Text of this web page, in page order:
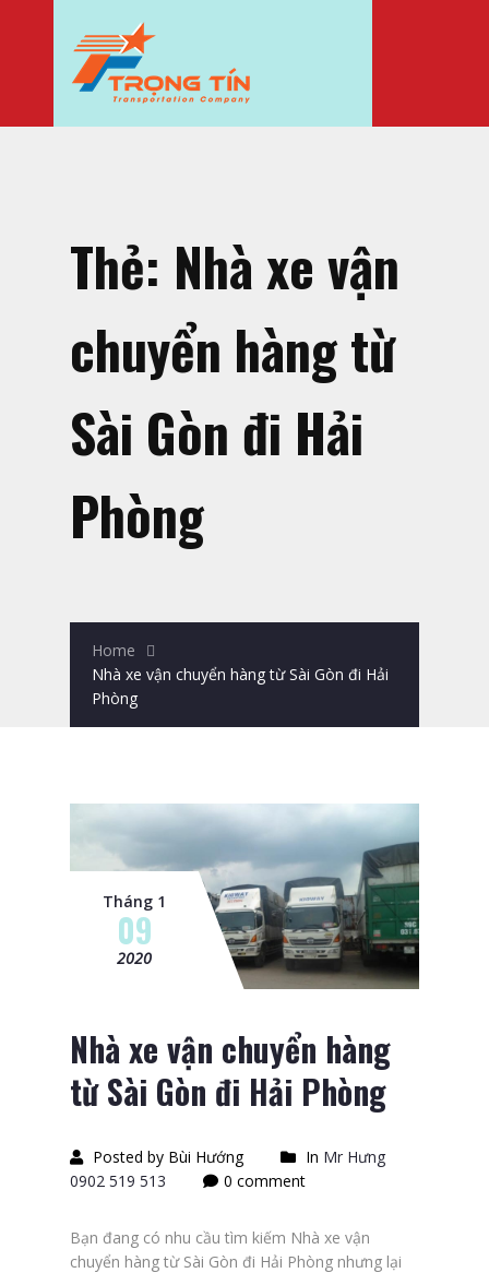
Thẻ: Nhà xe vận
chuyển hàng từ
Sài Gòn đi Hải
Phòng
Home
Nhà xe vận chuyển hàng từ Sài Gòn đi Hải
Phòng
Tháng 1
09
2020
Nhà xe vận chuyển hàng
từ Sài Gòn đi Hải Phòng
Posted by Bùi Hướng In Mr Hưng
0902 519 513
0 comment
Bạn đang có nhu cầu tìm kiếm Nhà xe vận
chuyển hàng từ Sài Gòn đi Hải Phòng nhưng lại